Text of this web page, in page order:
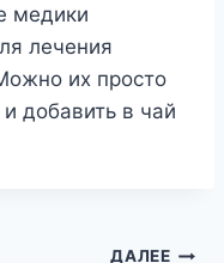
медики
лечения
их просто
добавить в чай
ДАЛЕЕ